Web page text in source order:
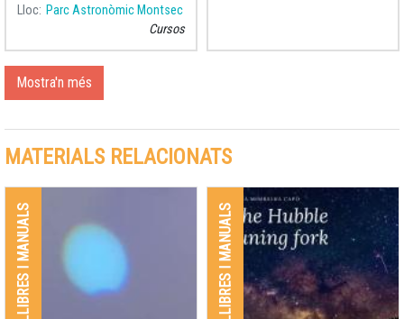
Lloc Parc Astronòmic Montsec
Cursos
Mostra'n més
MATERIALS RELACIONATS
LLIBRES I MANUALS LLIBRES I MANUALS